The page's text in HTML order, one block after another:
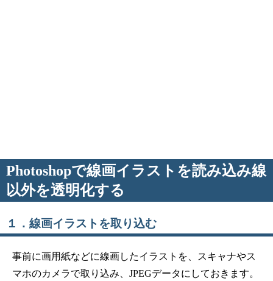
Photoshopで線画イラストを読み込み線
以外を透明化する
１．線画イラストを取り込む
事前に画用紙などに線画したイラストを、スキャナやス
マホのカメラで取り込み、JPEGデータにしておきます。